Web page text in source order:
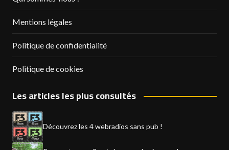
Mentions légales
Politique de confidentialité
Politique de cookies
Les articles les plus consultés
Découvrez les 4 webradios sans pub !